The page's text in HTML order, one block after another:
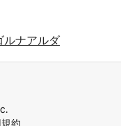
ルナアルダ
約